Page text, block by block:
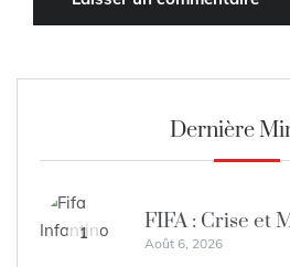
Dernière
1 FIFA : Crise et
Août 6, 2026